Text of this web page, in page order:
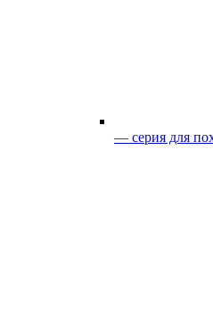
— серия для